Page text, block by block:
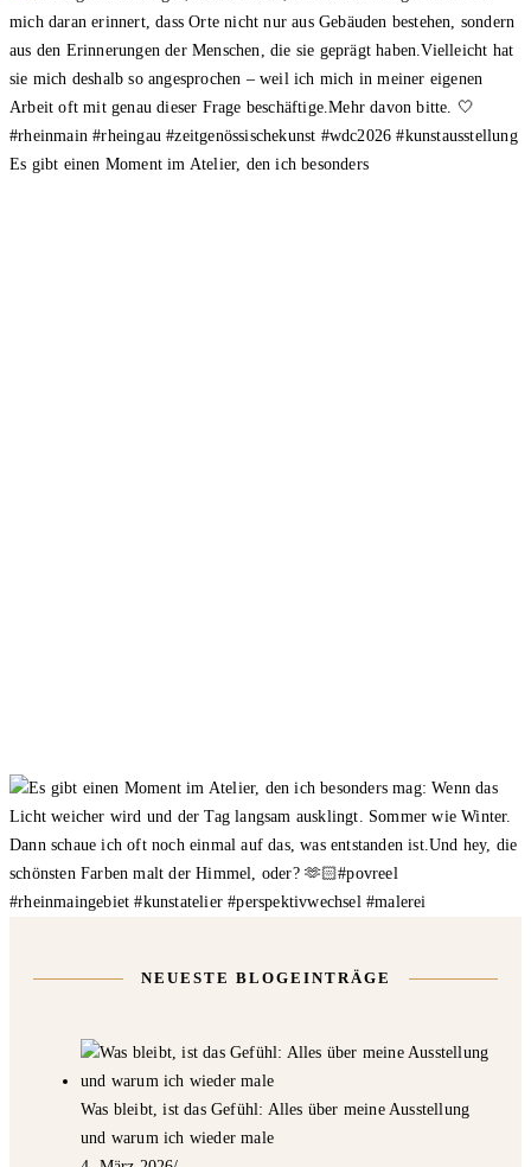
Es gibt einen Moment im Atelier, den ich besonders
NEUESTE BLOGEINTRÄGE
Was bleibt, ist das Gefühl: Alles über meine Ausstellung
und warum ich wieder male